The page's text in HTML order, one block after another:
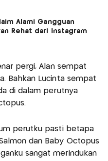
Alami Gangguan
Rehat dari Instagram
pergi, Alan sempat
Bahkan Lucinta sempat
di dalam perutnya
perutku pasti betapa
dan Baby Octopus
sangat merindukan